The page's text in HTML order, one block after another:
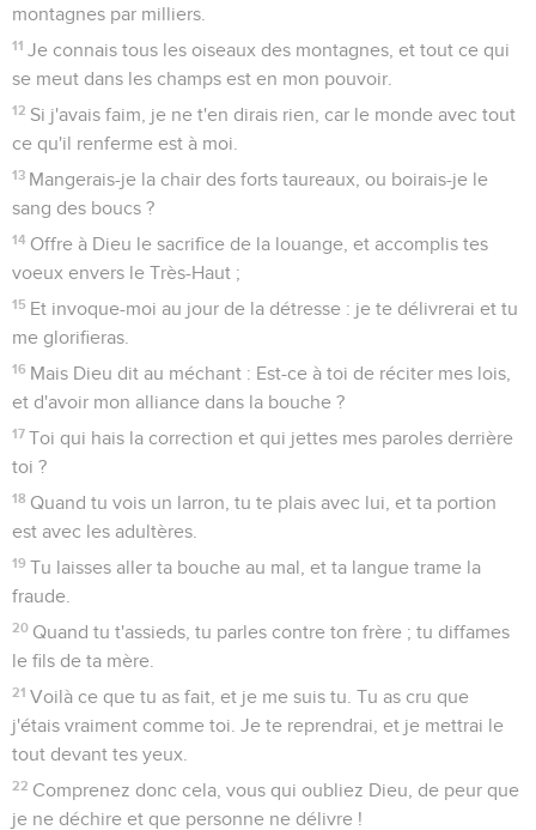
montagnes par milliers.
11 Je connais tous les oiseaux des montagnes, et tout ce qui
se meut dans les champs est en mon pouvoir.
12 Si j'avais faim, je ne t'en dirais rien, car le monde avec tout
ce qu'il renferme est à moi.
13 Mangerais-je la chair des forts taureaux, ou boirais-je le
sang des boucs ?
14 Offre à Dieu le sacrifice de la louange, et accomplis tes
voeux envers le Très-Haut ;
15 Et invoque-moi au jour de la détresse : je te délivrerai et tu
me glorifieras.
16 Mais Dieu dit au méchant : Est-ce à toi de réciter mes lois,
et d'avoir mon alliance dans la bouche ?
17 Toi qui hais la correction et qui jettes mes paroles derrière
toi ?
18 Quand tu vois un larron, tu te plais avec lui, et ta portion
est avec les adultères.
19 Tu laisses aller ta bouche au mal, et ta langue trame la
fraude.
20 Quand tu t'assieds, tu parles contre ton frère ; tu diffames
le fils de ta mère.
21 Voilà ce que tu as fait, et je me suis tu. Tu as cru que
j'étais vraiment comme toi. Je te reprendrai, et je mettrai le
tout devant tes yeux.
22 Comprenez donc cela, vous qui oubliez Dieu, de peur que
je ne déchire et que personne ne délivre !